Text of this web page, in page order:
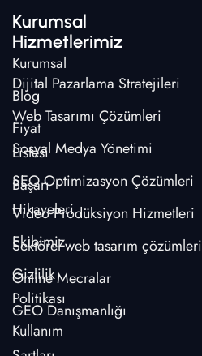
Kurumsal
Kurumsal
Blog
Fiyat
Listesi
Başarı
Hikayeleri
Ekibimiz
Gizlilik
Politikası
Kullanım
Hizmetlerimiz
Dijital Pazarlama Stratejileri
Web Tasarımı Çözümleri
Sosyal Medya Yönetimi
SEO Optimizasyon Çözümleri
Video Prodüksiyon Hizmetleri
Sektörel web tasarım çözümleri
Online Mecralar
GEO Danışmanlığı